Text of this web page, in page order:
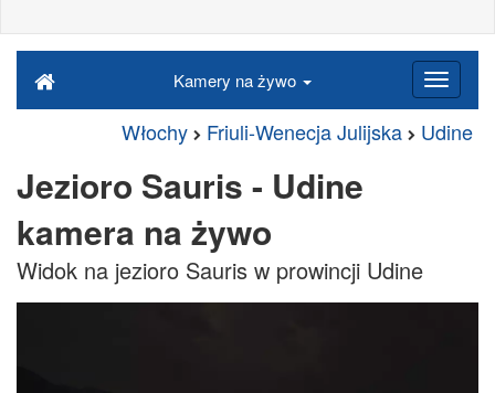
Kamery na żywo
Włochy Friuli-Wenecja Julijska Udine
Jezioro Sauris - Udine
kamera na żywo
Widok na jezioro Sauris w prowincji Udine